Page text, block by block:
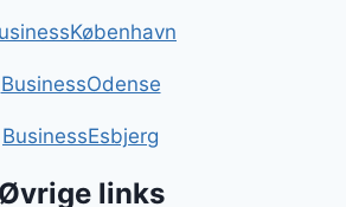
BusinessOdense
BusinessEsbjerg
Øvrige links